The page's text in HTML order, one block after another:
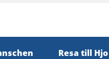
Resa till